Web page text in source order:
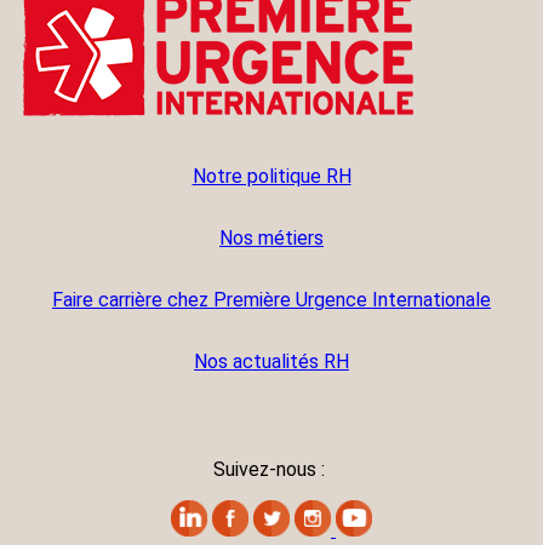
Notre politique RH
Nos métiers
Faire carrière chez Première Urgence Internationale
Nos actualités RH
Suivez-nous :